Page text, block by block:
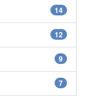
14
12
9
7